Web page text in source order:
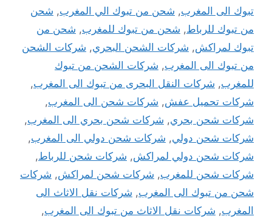
تبوك الى المغرب, شحن من تبوك الي المغرب, شحن
من تبوك للرباط, شحن من تبوك للمغرب, شحن من
تبوك لمراكش, شركات الشحن البحري, شركات الشحن
من تبوك الى المغرب, شركات الشحن من تبوك
للمغرب, شركات النقل البحرى من تبوك الى المغرب,
شركات تحميل عفش, شركات شحن الى المغرب,
شركات شحن بحري, شركات شحن بحري الى المغرب,
شركات شحن دولي, شركات شحن دولي الى المغرب,
شركات شحن دولي لمراكش, شركات شحن للرباط,
شركات شحن للمغرب, شركات شحن لمراكش, شركات
شحن من تبوك الى المغرب, شركات نقل الاثاث الى
المغرب, شركات نقل الاثاث من تبوك الى المغرب,